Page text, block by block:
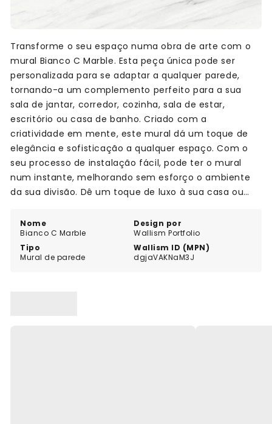
Nome
Bianco C Marble
Design por
Wallism Portfolio
Tipo
Mural de parede
Wallism ID (MPN)
dgjaVAKNaM3J
Transforme o seu espaço numa obra de arte com o
mural Bianco C Marble. Esta peça única pode ser
personalizada para se adaptar a qualquer parede,
tornando-a um complemento perfeito para a sua
sala de jantar, corredor, cozinha, sala de estar,
escritório ou casa de banho. Criado com a
criatividade em mente, este mural dá um toque de
elegância e sofisticação a qualquer espaço. Com o
seu processo de instalação fácil, pode ter o mural
num instante, melhorando sem esforço o ambiente
da sua divisão. Dê um toque de luxo à sua casa ou
espaço que reflicta verdadeiramente o seu estilo e
gosto.